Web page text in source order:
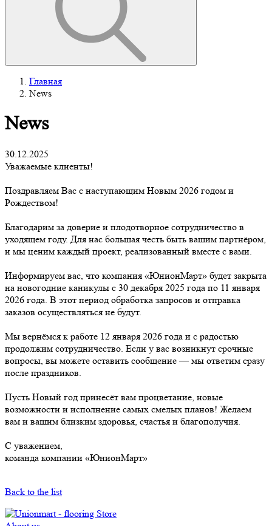
Главная
News
News
30.12.2025
Уважаемые клиенты!
Поздравляем Вас с наступающим Новым 2026 годом и
Рождеством!
Благодарим за доверие и плодотворное сотрудничество в
уходящем году. Для нас большая честь быть вашим партнёром,
и мы ценим каждый проект, реализованный вместе с вами.
Информируем вас, что компания «ЮнионМарт» будет закрыта
на новогодние каникулы с 30 декабря 2025 года по 11 января
2026 года. В этот период обработка запросов и отправка
заказов осуществляться не будут.
Мы вернёмся к работе 12 января 2026 года и с радостью
продолжим сотрудничество. Если у вас возникнут срочные
вопросы, вы можете оставить сообщение — мы ответим сразу
после праздников.
Пусть Новый год принесёт вам процветание, новые
возможности и исполнение самых смелых планов! Желаем
вам и вашим близким здоровья, счастья и благополучия.
С уважением,
команда компании «ЮнионМарт»
Back to the list